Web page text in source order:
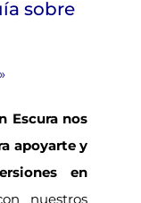
sobre
Escura nos
apoyarte y
en
nuestros